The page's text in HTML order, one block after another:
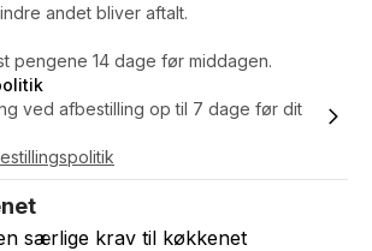
andet bliver aftalt.
pengene 14 dage før middagen.
ved afbestilling op til 7 dage før dit
særlige krav til køkkenet